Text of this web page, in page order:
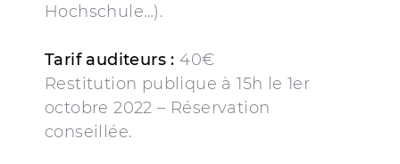
Hochschule…).
Tarif auditeurs : 40€
Restitution publique à 15h le 1er
octobre 2022 – Réservation
conseillée.